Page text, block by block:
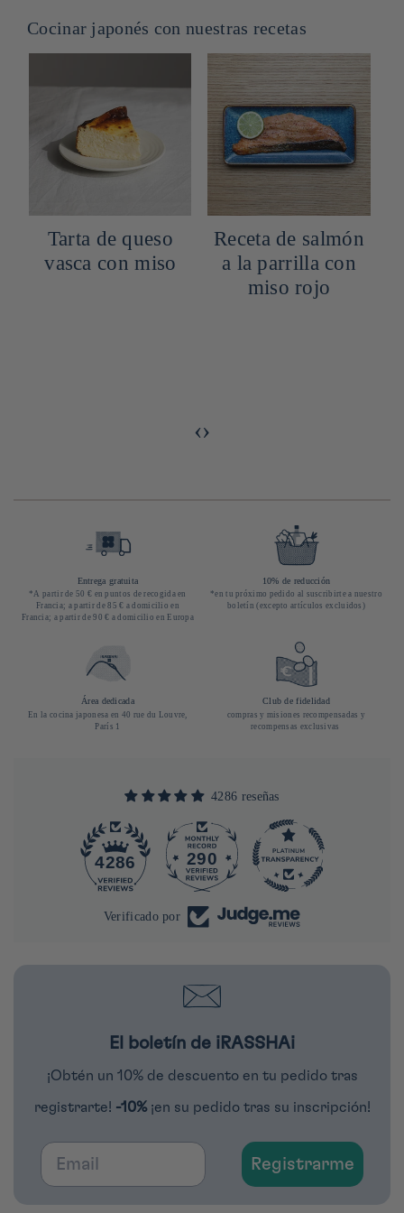
Cocinar japonés con nuestras recetas
Tarta de queso
vasca con miso
Receta de salmón
a la parrilla con
miso rojo
‹›
Entrega gratuita
*A partir de 50 € en puntos de recogida en
Francia; a partir de 85 € a domicilio en
Francia; a partir de 90 € a domicilio en Europa
10% de reducción
*en tu próximo pedido al suscribirte a nuestro
boletín (excepto artículos excluidos)
Área dedicada
En la cocina japonesa en 40 rue du Louvre,
París 1
Club de fidelidad
compras y misiones recompensadas y
recompensas exclusivas
4286 reseñas
4286 290
Verificado por
El boletín de iRASSHAi
¡Obtén un 10% de descuento en tu pedido tras
registrarte! -10% ¡en su pedido tras su inscripción!
Email
Registrarme